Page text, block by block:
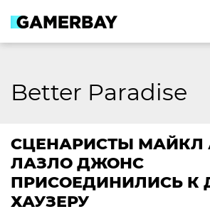
content
Better Paradise
СЦЕНАРИСТЫ МАЙКЛ
ЛАЗЛО ДЖОНС
ПРИСОЕДИНИЛИСЬ К
ХАУЗЕРУ